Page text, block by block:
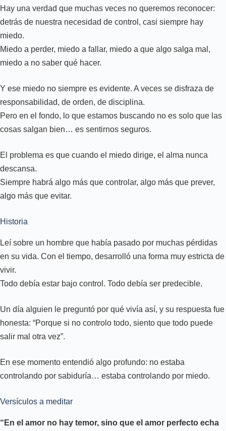
Hay una verdad que muchas veces no queremos reconocer:
detrás de nuestra necesidad de control, casi siempre hay
miedo.
Miedo a perder, miedo a fallar, miedo a que algo salga mal,
miedo a no saber qué hacer.
Y ese miedo no siempre es evidente. A veces se disfraza de
responsabilidad, de orden, de disciplina.
Pero en el fondo, lo que estamos buscando no es solo que las
cosas salgan bien… es sentirnos seguros.
El problema es que cuando el miedo dirige, el alma nunca
descansa.
Siempre habrá algo más que controlar, algo más que prever,
algo más que evitar.
Historia
Leí sobre un hombre que había pasado por muchas pérdidas
en su vida. Con el tiempo, desarrolló una forma muy estricta de
vivir.
Todo debía estar bajo control. Todo debía ser predecible.
Un día alguien le preguntó por qué vivía así, y su respuesta fue
honesta: “Porque si no controlo todo, siento que todo puede
salir mal otra vez”.
En ese momento entendió algo profundo: no estaba
controlando por sabiduría… estaba controlando por miedo.
Versículos a meditar
“En el amor no hay temor, sino que el amor perfecto echa